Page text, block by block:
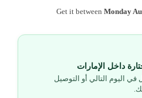
Get it betweenMonday
داخل الإمارات
اليوم التالي أو التوصيل